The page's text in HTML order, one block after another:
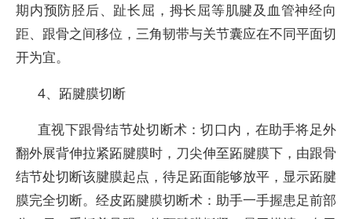
期内预防胫后、趾长屈，拇长屈等肌腱及血管神经向
距、跟骨之间移位，三角韧带与关节囊应在不同平面切
开为宜。
4、跖腱膜切断
直视下跟骨结节处切断术：切口内，在助手将足外
翻外展背伸拉紧跖腱膜时，刀尖伸至跖腱膜下，由跟骨
结节处切断该腱膜起点，待足跖面能够放平，显示跖腱
膜完全切断。经皮跖腱膜切断术：助手一手握患足前部